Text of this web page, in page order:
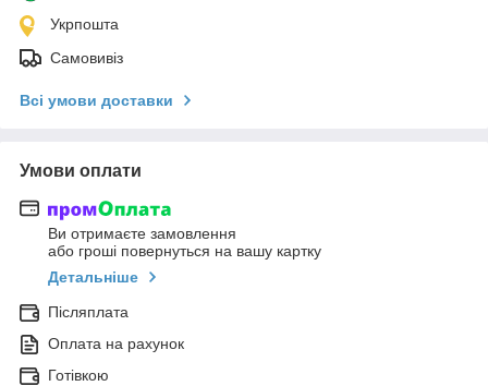
Укрпошта
Самовивіз
Всі умови доставки
Умови оплати
Ви отримаєте замовлення
або гроші повернуться на вашу картку
Детальніше
Післяплата
Оплата на рахунок
Готівкою